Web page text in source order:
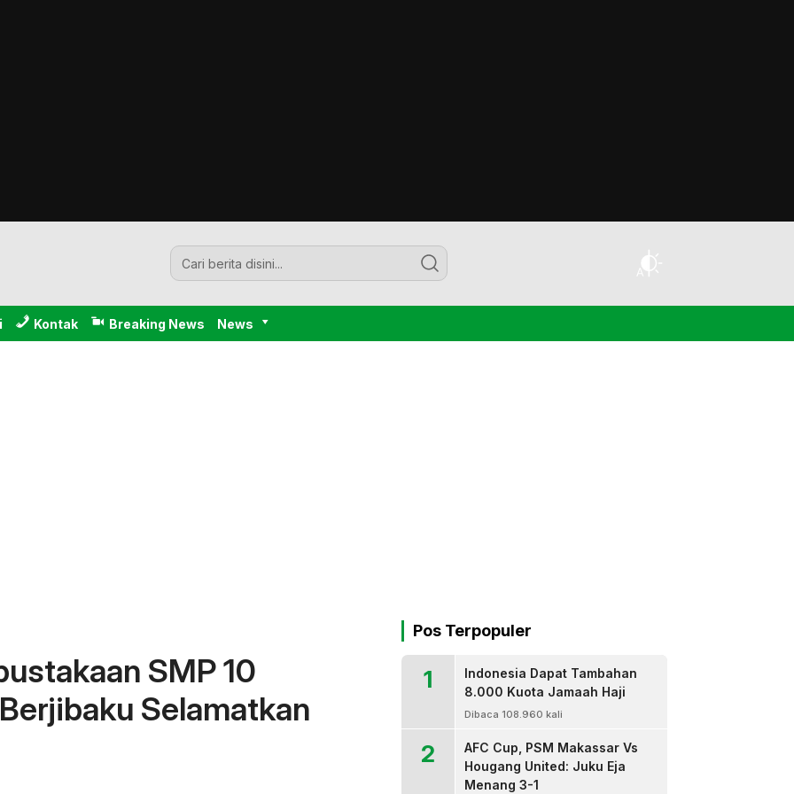
Kontak Breaking News News
SMP 10
Selamatkan
Pos Terpopuler
1
Indonesia Dapat Tambahan
8.000 Kuota Jamaah Haji
Dibaca 108.960 kali
2
AFC Cup, PSM Makassar Vs
Hougang United: Juku Eja
Menang 3-1